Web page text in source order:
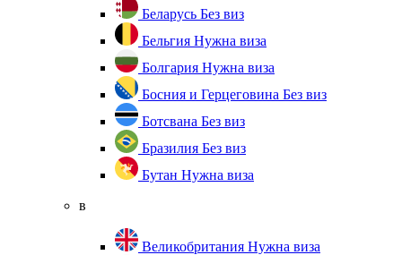
Беларусь Без виз
Бельгия Нужна виза
Болгария Нужна виза
Босния и Герцеговина Без виз
Ботсвана Без виз
Бразилия Без виз
Бутан Нужна виза
в
Великобритания Нужна виза